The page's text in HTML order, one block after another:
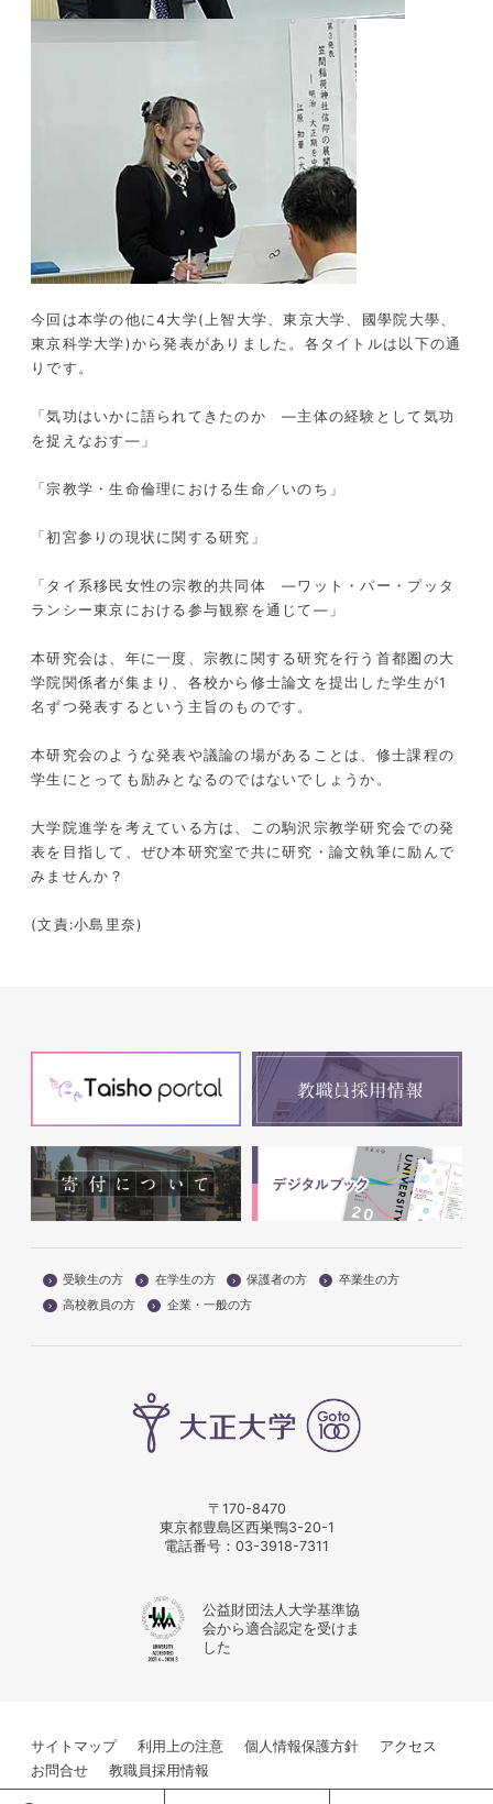
今回は本学の他に4大学( 上智大学、東京大学、國學院大學、
東京科学大学)から発表がありました。各タイトルは以下の通
りです。
「気功はいかに語られてきたのか ―主体の経験として気功
を捉えなおす―」
「宗教学・生命倫理における生命／いのち」
「初宮参りの現状に関する研究」
「タイ系移民女性の宗教的共同体—ワット・パー・プッタ
ランシー東京における参与観察を通じて — 」
本研究会は、年に一度、宗教に関する研究を行う首都圏の大
学院関係者が集まり、各校から修士論文を提出した学生が1
名ずつ発表するという主旨のものです。
本研究会のような発表や議論の場があることは、修士課程の
学生にとっても励みとなるのではないでしょうか。
大学院進学を考えている方は、この駒沢宗教学研究会での発
表を目指して、ぜひ本研究室で共に研究・論文執筆に励んで
みませんか？
(文責:小島里奈)
受験生の方 在学生の方 保護者の方
卒業生の方
高校教員の方
企業・一般の方
〒170-8470
東京都豊島区西巣鴨3-20-1
電話番号： 03-3918-7311
公益財団法人大学基準協
会から適合認定を受けま
した
サイトマップ 利用上の注意 個人情報保護方針
アクセス
お問合せ
教職員採用情報